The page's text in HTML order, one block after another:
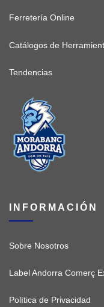
Ferretería Online
Catálogos de
Tendencias
INFORMACIÓN
Sobre Nosotros
Label Andorra Comerç
Política de Privacidad